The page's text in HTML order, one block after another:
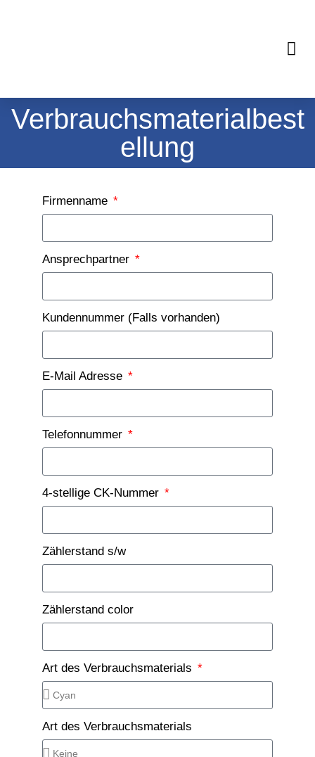
Verbrauchsmaterialbest
Ellung
Firmenname
Ansprechpartner
Kundennummer (Falls vorhanden)
E-Mail Adresse
Telefonnummer
4-stellige CK-Nummer
Zählerstand s/w
Zählerstand color
Art des Verbrauchsmaterials
Art des Verbrauchsmaterials